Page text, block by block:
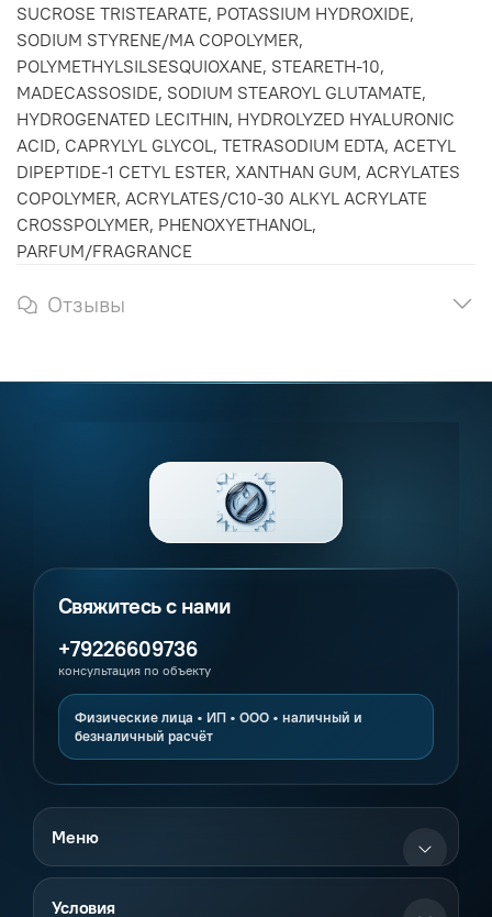
SUCROSE TRISTEARATE, POTASSIUM HYDROXIDE,
SODIUM STYRENE/MA COPOLYMER,
POLYMETHYLSILSESQUIOXANE, STEARETH-10,
MADECASSOSIDE, SODIUM STEAROYL GLUTAMATE,
HYDROGENATED LECITHIN, HYDROLYZED HYALURONIC
ACID, CAPRYLYL GLYCOL, TETRASODIUM EDTA, ACETYL
DIPEPTIDE-1 CETYL ESTER, XANTHAN GUM, ACRYLATES
COPOLYMER, ACRYLATES/C10-30 ALKYL ACRYLATE
CROSSPOLYMER, PHENOXYETHANOL,
PARFUM/FRAGRANCE
Отзывы
Меню
Условия
+79226609736
консультация по объекту